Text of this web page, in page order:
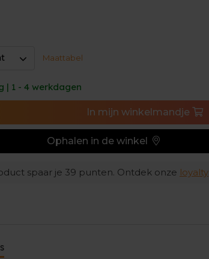
Maattabel
| 1 - 4 werkdagen
In mijn winkelmandje
Ophalen in de winkel
spaar je 39 punten. Ontdek onze loyalty